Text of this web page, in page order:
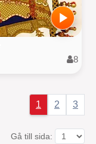
8
1 2 3
Gå till sida: